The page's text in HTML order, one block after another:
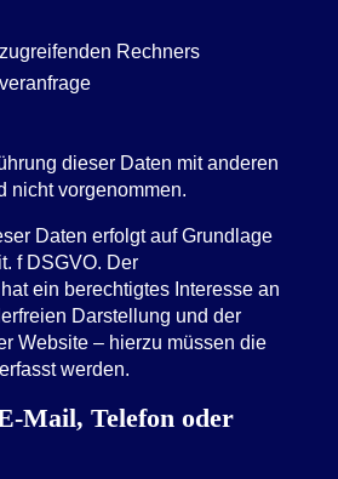
Rechners
dieser Daten mit anderen
nicht vorgenommen.
Daten erfolgt auf Grundlage
f DSGVO. Der
ein berechtigtes Interesse an
Darstellung und der
Website – hierzu müssen die
werden.
Mail, Telefon oder